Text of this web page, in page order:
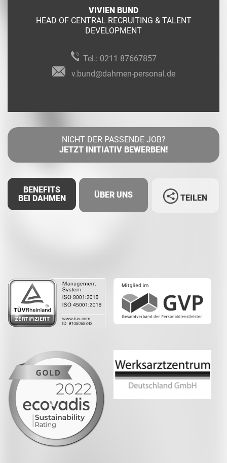
VIVIEN BUND
HEAD OF CENTRAL RECRUITING & TALENT
DEVELOPMENT
Tel.: 0211 87667857
v.bund@dahmen-personal.de
NICHT DER PASSENDE JOB?
JETZT INITIATIV BEWERBEN!
BENEFITS
BEI DAHMEN
ÜBER UNS TEILEN